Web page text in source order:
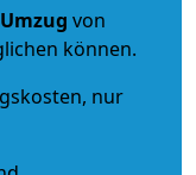
Umzug von
können.
nur